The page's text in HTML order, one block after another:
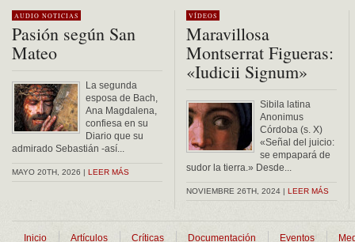
AUDIO NOTICIAS
Pasión según San
Mateo
La segunda
esposa de Bach,
Ana Magdalena,
confiesa en su
Diario que su
admirado Sebastián -así...
MAYO 20TH, 2026 | LEER MÁS
VÍDEOS
Maravillosa
Montserrat Figueras:
«Iudicii Signum»
Sibila latina
Anonimus
Córdoba (s. X)
«Señal del juicio:
se empapará de
sudor la tierra.» Desde...
NOVIEMBRE 26TH, 2024 | LEER MÁS
Inicio Artículos Críticas Documentación Eventos